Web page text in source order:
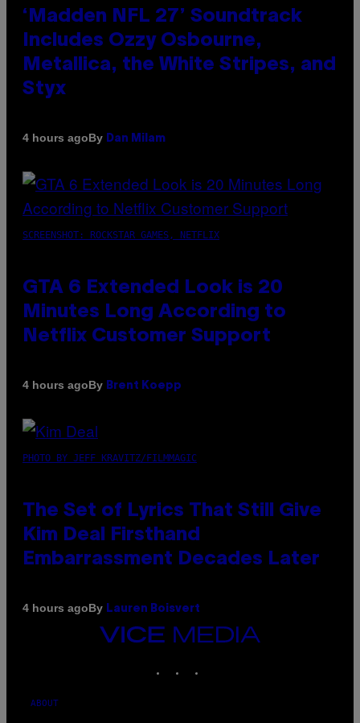
‘Madden NFL 27’ Soundtrack
Includes Ozzy Osbourne,
Metallica, the White Stripes, and
Styx
4 hours agoBy Dan Milam
SCREENSHOT: ROCKSTAR GAMES, NETFLIX
GTA 6 Extended Look is 20
Minutes Long According to
Netflix Customer Support
4 hours agoBy Brent Koepp
PHOTO BY JEFF KRAVITZ/FILMMAGIC
The Set of Lyrics That Still Give
Kim Deal Firsthand
Embarrassment Decades Later
4 hours agoBy Lauren Boisvert
VICE
MEDIA
ABOUT